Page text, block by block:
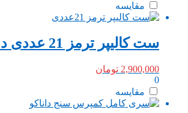
مقایسه
ست کالیپر ترمز 21 عددی داناکو
2,900,000 تومان
0
مقایسه